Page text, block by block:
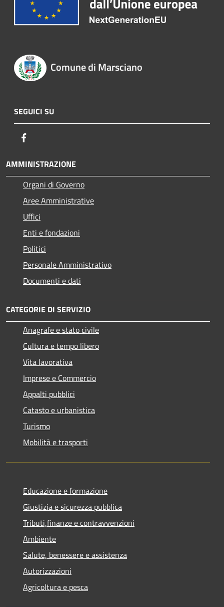
Comune di Marsciano
SEGUICI SU
AMMINISTRAZIONE
Organi di Governo
Aree Amministrative
Uffici
Enti e fondazioni
Politici
Personale Amministrativo
Documenti e dati
CATEGORIE DI SERVIZIO
Anagrafe e stato civile
Cultura e tempo libero
Vita lavorativa
Imprese e Commercio
Appalti pubblici
Catasto e urbanistica
Turismo
Mobilità e trasporti
Educazione e formazione
Giustizia e sicurezza pubblica
Tributi,finanze e contravvenzioni
Ambiente
Salute, benessere e assistenza
Autorizzazioni
Agricoltura e pesca